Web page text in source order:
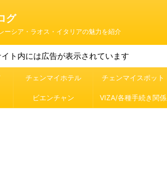
グ
ーシア・ラオス・イタリアの魅力を紹介
イト内には広告が表示されています
チェンマイホテル チェンマイスポット
ビエンチャン VIZA/各種手続き関係